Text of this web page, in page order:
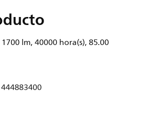
lm, 40000 hora(s), 85.00